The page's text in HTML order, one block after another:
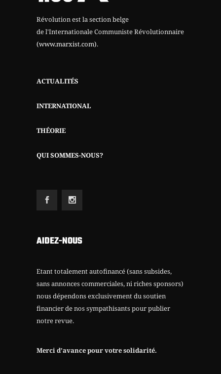
Révolution est la section belge
de l'Internationale Communiste Révolutionnaire
(www.marxist.com).
ACTUALITÉS
INTERNATIONAL
THÉORIE
QUI SOMMES-NOUS?
AIDEZ-NOUS
Etant totalement autofinancé (sans subsides,
sans annonces commerciales, ni riches sponsors)
nous dépendons exclusivement du soutien
financier de nos sympathisants pour publier
notre revue.
Merci d’avance pour votre solidarité.